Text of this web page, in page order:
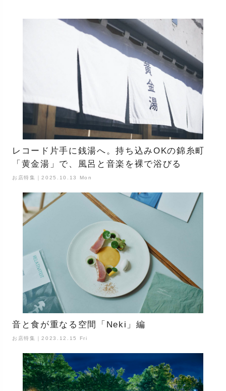
レコード片手に銭湯へ。持ち込みOKの錦糸町
「黄金湯」で、風呂と音楽を裸で浴びる
お店特集｜2025.10.13 Mon
音と食が重なる空間「Neki」編
お店特集｜2023.12.15 Fri